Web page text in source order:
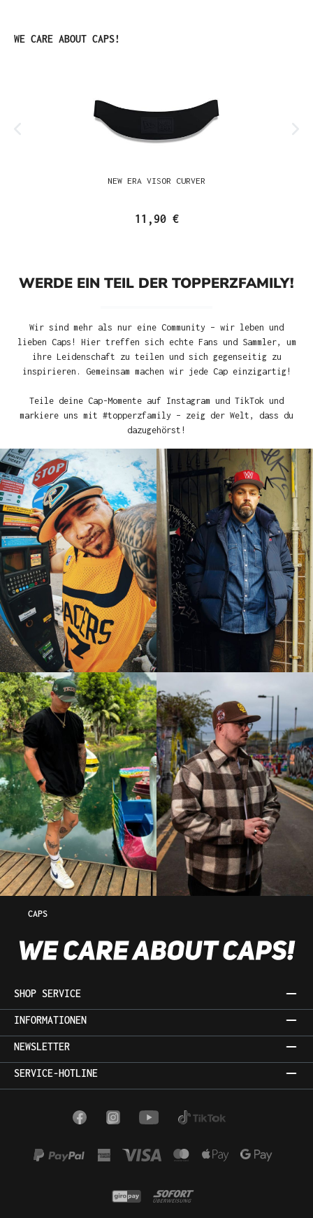
Produktgalerie überspringen
WE CARE ABOUT CAPS!
NEW ERA VISOR CURVER
11,90 €
WERDE EIN TEIL DER TOPPERZFAMILY!
Wir sind mehr als nur eine Community – wir leben und
lieben Caps! Hier treffen sich echte Fans und Sammler, um
ihre Leidenschaft zu teilen und sich gegenseitig zu
inspirieren. Gemeinsam machen wir jede Cap einzigartig!
Teile deine Cap-Momente auf Instagram und TikTok und
markiere uns mit #topperzfamily – zeig der Welt, dass du
dazugehörst!
CAPS
SHOP SERVICE
INFORMATIONEN
NEWSLETTER
SERVICE-HOTLINE